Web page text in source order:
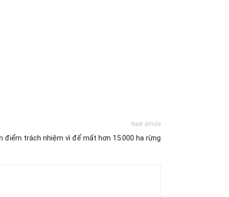
Next article
điểm trách nhiệm vì để mất hơn 15.000 ha rừng